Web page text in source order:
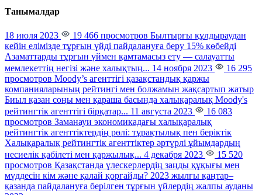
Танымалдар
18 июля 2023 19 466 просмотров Былтырғы құлдыраудан
кейін елімізде тұрғын үйді пайдалануға беру 15% көбейді
Азаматтарды тұрғын үймен қамтамасыз ету — салауатты
мемлекеттің негізі және халықтың... 14 ноября 2023
16 295
просмотров Moody’s агенттігі қазақстандық қаржы
компанияларының рейтингі мен болжамын жақсартып жатыр
Биыл қазан соңы мен қараша басында халықаралық Moody's
рейтингтік агенттігі бірқатар... 11 августа 2023
16 083
просмотров Заманауи экономикадағы халықаралық
рейтингтік агенттіктердің рөлі: тұрақтылық пен беріктік
Халықаралық рейтингтік агенттіктер әртүрлі ұйымдардың
несиелік қабілеті мен қаржылық... 4 декабря 2023
15 520
просмотров Қазақстанда үлескерлердің заңды құқығы мен
мүддесін кім және қалай қорғайды? 2023 жылғы қаңтар–
қазанда пайдалануға берілген тұрғын үйлердің жалпы ауданы